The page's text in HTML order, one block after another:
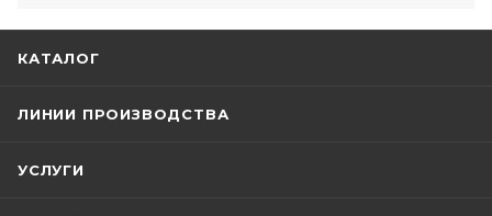
КАТАЛОГ
ЛИНИИ ПРОИЗВОДСТВА
УСЛУГИ